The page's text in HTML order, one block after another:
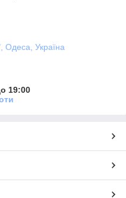
Одеса, Україна
19:00